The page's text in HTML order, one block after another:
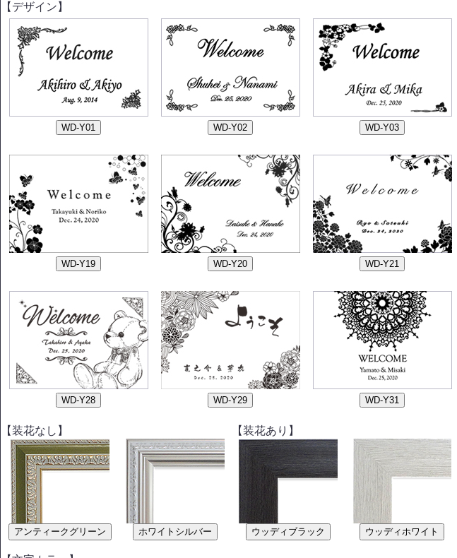
【デザイン】
【装花なし】 【装花あり】
アンティークグリーン ホワイトシルバー ウッディブラック ウッディホワイト
【デザイン】
【装花なし】 【装花あり】
アンティークグリーン ホワイトシルバー ウッディブラック ウッディホワイト